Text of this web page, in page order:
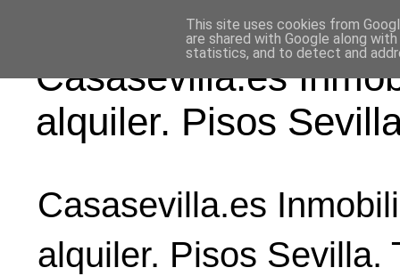
Casasevilla.es
alquiler. Pisos
Casasevilla.es
alquiler. Pisos Sevilla.
This site uses cookies from
are shared with Google along
statistics, and to detect and